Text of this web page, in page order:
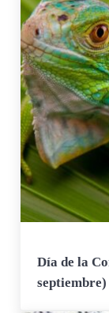
Día de la
septiembre)